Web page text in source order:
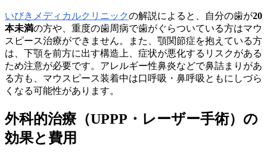
いびきメディカルクリニックの解説によると、自分の歯が20
本未満の方や、重度の歯周病で歯がぐらついている方はマウ
スピース治療ができません。また、顎関節症を抱えている方
は、下顎を前方に出す構造上、症状が悪化するリスクがある
ため注意が必要です。アレルギー性鼻炎などで鼻詰まりがあ
る方も、マウスピース装着中は口呼吸・鼻呼吸ともにしづら
くなる可能性があります。
外科的治療（UPPP・レーザー手術）の
効果と費用